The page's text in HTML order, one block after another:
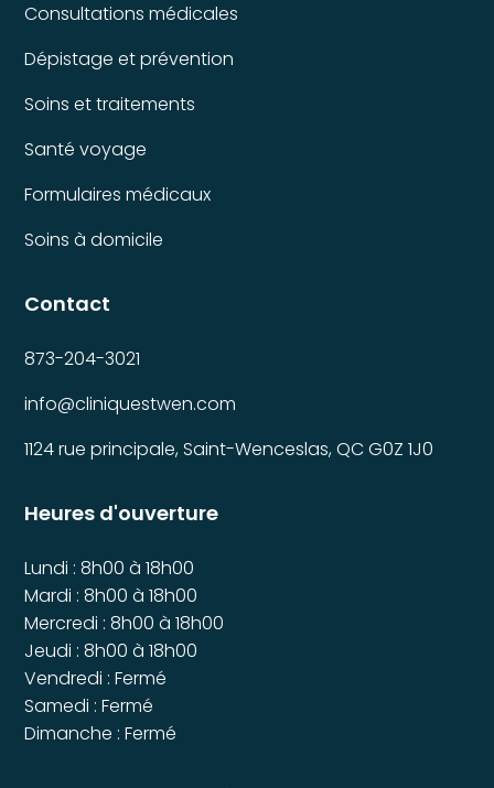
Consultations médicales
Dépistage et prévention
Soins et traitements
Santé voyage
Formulaires médicaux
Soins à domicile
Contact
873-204-3021
info@cliniquestwen.com
1124 rue principale, Saint-Wenceslas, QC G0Z 1J0
Heures d'ouverture
Lundi : 8h00 à 18h00
Mardi : 8h00 à 18h00
Mercredi : 8h00 à 18h00
Jeudi : 8h00 à 18h00
Vendredi : Fermé
Samedi : Fermé
Dimanche : Fermé